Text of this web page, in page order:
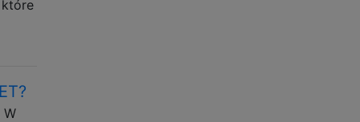
które
W